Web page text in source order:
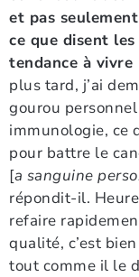
et pas
ce que disent
tendance à
plus tard, j’ai
gourou
immunologie, ce
pour battre le
[a sanguine
répondit-il.
refaire
qualité, c’est
tout comme il le